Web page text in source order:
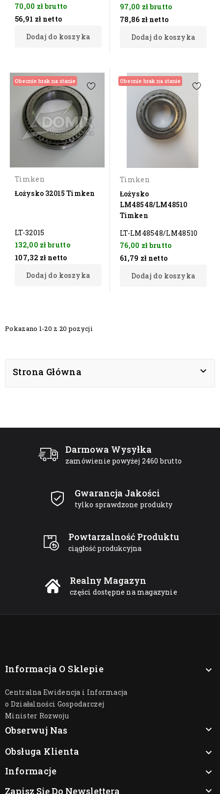
70,00 złbrutto
56,91 zł netto
Dodaj do koszyka
97,00 złbrutto
78,86 zł netto
Dodaj do koszyka
Obecnie brak na stanie
Timken
Łożysko 32015 Timken
LT-32015
132,00 złbrutto
107,32 zł netto
Dodaj do koszyka
Obecnie brak na stanie
Timken
Łożysko
LM48548/LM48510
Timken
LT-LM48548/LM48510
76,00 złbrutto
61,79 zł netto
Dodaj do koszyka
Pokazano 1-20 z 20 pozycji
Strona Główna 
Darmowa Wysyłka
zamówienie powyżej 2460 brutto
Gwarancja Jakości
tylko sprawdzone produkty
Powtarzalność Produktu
ciągłość produkcyjna
Realny Magazyn
części dostępne na magazynie
Informacja O Sklepie 
Centralna Ewidencja i Informacja
o Działalności Gospodarczej
Minister Rozwoju
Obserwuj Nas

Obsługa Klienta

Informacje

Zapisz Się Do Newslettera
